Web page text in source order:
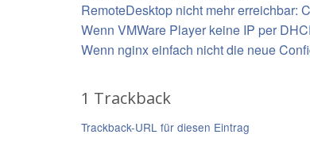
RemoteDesktop nicht mehr erreichbar:
Wenn VMWare Player keine IP per
Wenn nginx einfach nicht die neue
1 Trackback
Trackback-URL für diesen Eintrag